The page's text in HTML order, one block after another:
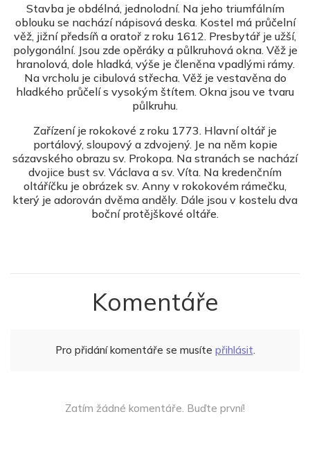
Stavba je obdélná, jednolodní. Na jeho triumfálním
oblouku se nachází nápisová deska. Kostel má průčelní
věž, jižní předsíň a oratoř z roku 1612. Presbytář je užší,
polygonální. Jsou zde opěráky a půlkruhová okna. Věž je
hranolová, dole hladká, výše je členěna vpadlými rámy.
Na vrcholu je cibulová střecha. Věž je vestavěna do
hladkého průčelí s vysokým štítem. Okna jsou ve tvaru
půlkruhu.
Zařízení je rokokové z roku 1773. Hlavní oltář je
portálový, sloupový a zdvojený. Je na něm kopie
sázavského obrazu sv. Prokopa. Na stranách se nachází
dvojice bust sv. Václava a sv. Víta. Na kredenčním
oltáříčku je obrázek sv. Anny v rokokovém rámečku,
který je adorován dvěma anděly. Dále jsou v kostelu dva
boční protějškové oltáře.
Komentáře
Pro přidání komentáře se musíte přihlásit.
Zatím žádné komentáře. Buďte první!